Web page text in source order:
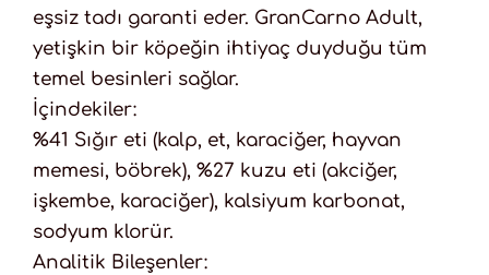
eşsiz tadı garanti eder. GranCarno Adult,
yetişkin bir köpeğin ihtiyaç duyduğu tüm
temel besinleri sağlar.
İçindekiler:
%41 Sığır eti (kalp, et, karaciğer, hayvan
memesi, böbrek), %27 kuzu eti (akciğer,
işkembe, karaciğer), kalsiyum karbonat,
sodyum klorür.
Analitik Bileşenler: